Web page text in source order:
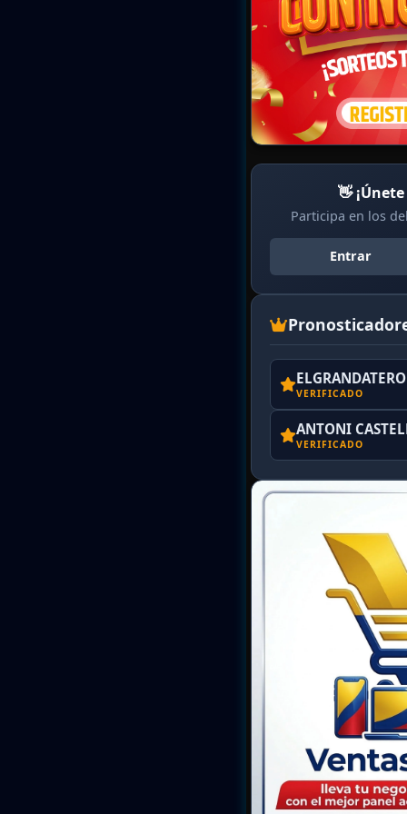
👋
Participa en los
Entrar
VERIFICADO
ANTONI
VERIFICADO